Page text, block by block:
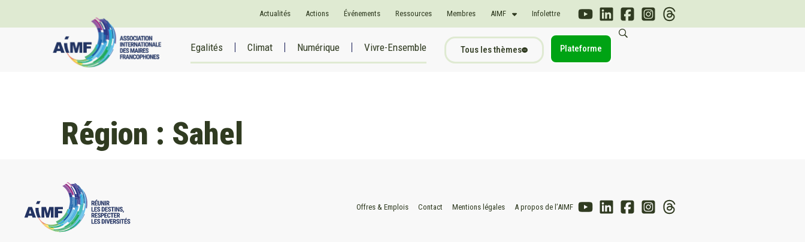
Actualités Actions Événements Ressources Membres AIMF Infolettre
Egalités Climat Numérique Vivre-Ensemble Tous les thèmes Plateforme
Région : Sahel
Offres & Emplois Contact Mentions légales A propos de l’AIMF